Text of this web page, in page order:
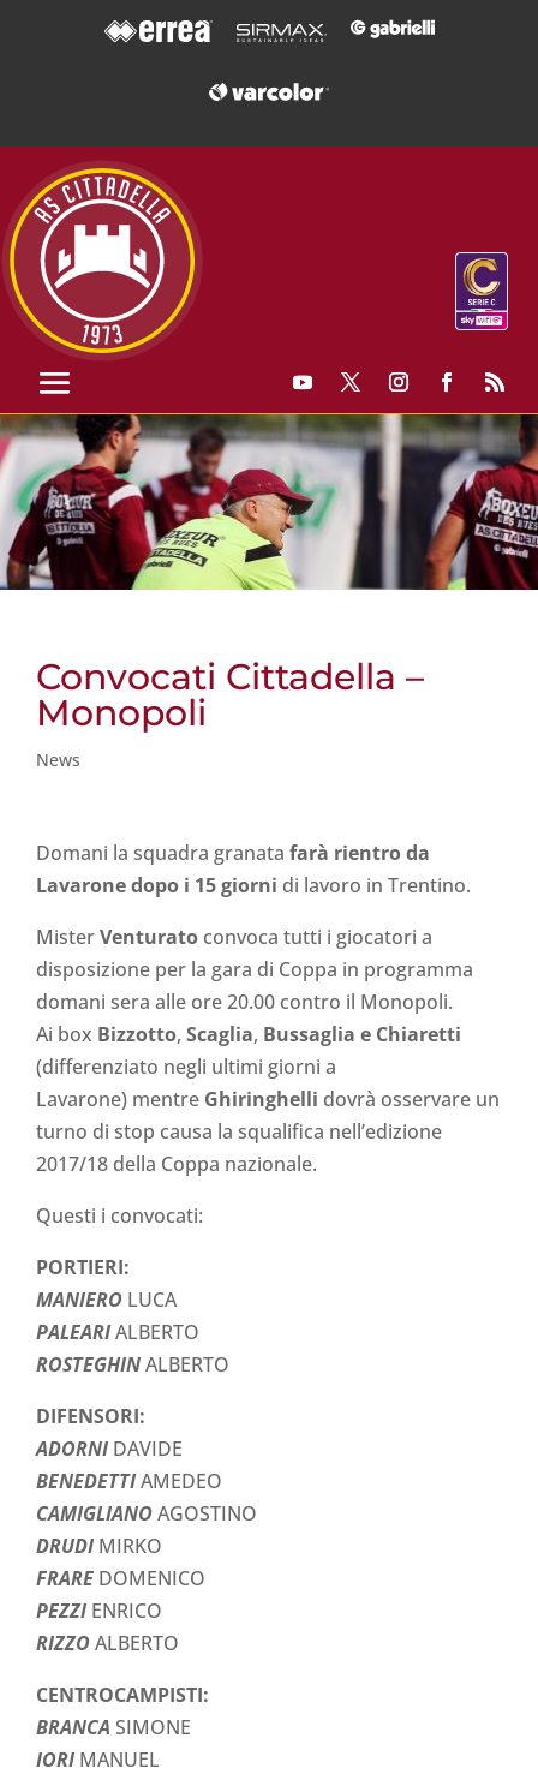
Convocati Cittadella –
Monopoli
News
Domani la squadra granata farà rientro da
Lavarone dopo i 15 giorni di lavoro in Trentino.
MisterVenturato convoca tutti i giocatori a
disposizione per la gara di Coppa in programma
domani sera alle ore 20.00 contro il Monopoli.
Ai box Bizzotto, Scaglia, Bussaglia e Chiaretti
(differenziato negli ultimi giorni a
Lavarone) mentre Ghiringhelli dovrà osservare un
turno di stop causa la squalifica nell’edizione
2017/18 della Coppa nazionale.
Questi i convocati:
PORTIERI:
MANIERO LUCA
PALEARIALBERTO
ROSTEGHINALBERTO
DIFENSORI:
ADORNI DAVIDE
BENEDETTIAMEDEO
CAMIGLIANOAGOSTINO
DRUDI MIRKO
FRARE DOMENICO
PEZZI ENRICO
RIZZOALBERTO
CENTROCAMPISTI:
BRANCA SIMONE
IORI MANUEL